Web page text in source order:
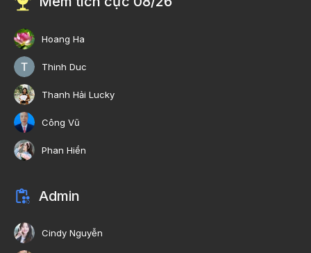
Hoang Ha
Thinh Duc
Thanh Hải Lucky
Công Vũ
Phan Hiền
Admin
Cindy Nguyễn